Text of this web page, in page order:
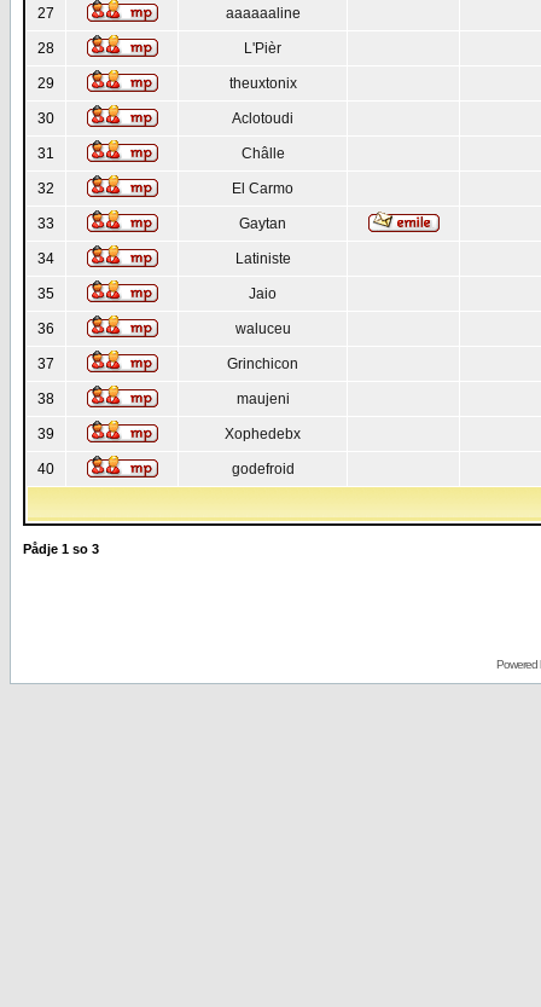
27 aaaaaaline
28 L'Pièr
29 theuxtonix
30 Aclotoudi
31 Châlle
32 El Carmo
33 Gaytan
34 Latiniste
35 Jaio
36 waluceu
37 Grinchicon
38 maujeni
39 Xophedebx
40 godefroid
Pådje 1 so 3
Powered